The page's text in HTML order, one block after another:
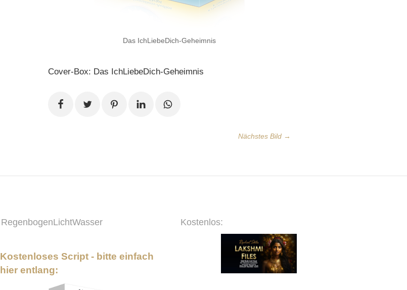
Das IchLiebeDich-Geheimnis
Cover-Box: Das IchLiebeDich-Geheimnis
Nächstes Bild →
RegenbogenLichtWasser
Kostenloses Script - bitte einfach
hier entlang:
Kostenlos: